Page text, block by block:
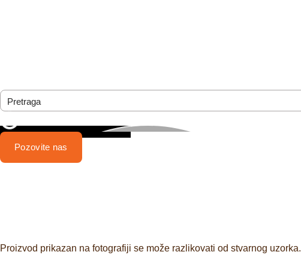
Pozovite nas
Proizvod prikazan na fotografiji se može razlikovati od stvarnog uzorka.